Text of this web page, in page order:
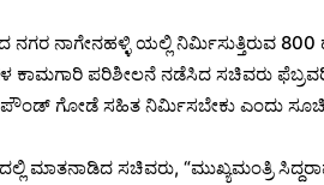
ನಾಗೇನಹಳ್ಳಿ ಯಲ್ಲಿ ನಿರ್ಮಿಸುತ್ತಿರುವ 800
ಕಾಮಗಾರಿ ಪರಿಶೀಲನೆ ನಡೆಸಿದ ಸಚಿವರು
ಗೋಡೆ ಸಹಿತ ನಿರ್ಮಿಸಬೇಕು ಎಂದು
ಮಾತನಾಡಿದ ಸಚಿವರು, “ಮುಖ್ಯಮಂತ್ರಿ